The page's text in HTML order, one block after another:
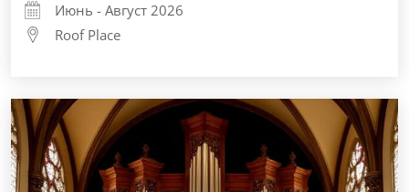
Июнь - Август 2026
Roof Place